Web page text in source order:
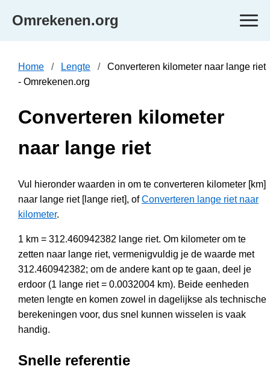
Omrekenen.org
Home Lengte
Converteren kilometer naar lange riet
- Omrekenen.org
Converteren kilometer
naar lange riet
Vul hieronder waarden in om te converteren kilometer [km]
naar lange riet [lange riet], ofConverteren lange riet naar
kilometer.
1 km = 312.460942382 lange riet. Om kilometer om te
zetten naar lange riet, vermenigvuldig je de waarde met
312.460942382; om de andere kant op te gaan, deel je
erdoor (1 lange riet = 0.0032004 km). Beide eenheden
meten lengte en komen zowel in dagelijkse als technische
berekeningen voor, dus snel kunnen wisselen is vaak
handig.
Snelle referentie